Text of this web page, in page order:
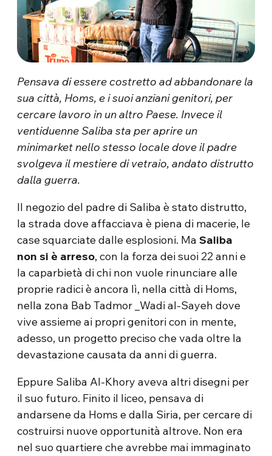
Pensava di essere costretto ad abbandonare la
sua città, Homs, e i suoi anziani genitori, per
cercare lavoro in un altro Paese. Invece il
ventiduenne Saliba sta per aprire un
minimarket nello stesso locale dove il padre
svolgeva il mestiere di vetraio, andato distrutto
dalla guerra.
Il negozio del padre di Saliba è stato distrutto,
la strada dove affacciava è piena di macerie, le
case squarciate dalle esplosioni. MaSaliba
non si è arreso, con la forza dei suoi 22 anni e
la caparbietà di chi non vuole rinunciare alle
proprie radici è ancora lì, nella città di Homs,
nella zona Bab Tadmor _Wadi al-Sayeh dove
vive assieme ai propri genitori con in mente,
adesso, un progetto preciso che vada oltre la
devastazione causata da anni di guerra.
Eppure Saliba Al-Khory aveva altri disegni per
il suo futuro. Finito il liceo, pensava di
andarsene da Homs e dalla Siria, per cercare di
costruirsi nuove opportunità altrove. Non era
nel suo quartiere che avrebbe mai immaginato